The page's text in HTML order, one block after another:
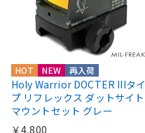
HOT NEW 再入荷
Holy Warrior DOCTER IIIタイ
プ リフレックス ダットサイト
マウントセット グレー
￥4,800